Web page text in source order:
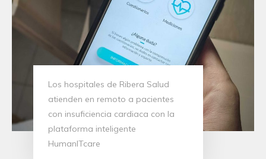
Los hospitales de Ribera Salud
atienden en remoto a pacientes
con insuficiencia cardiaca con la
plataforma inteligente
HumanITcare